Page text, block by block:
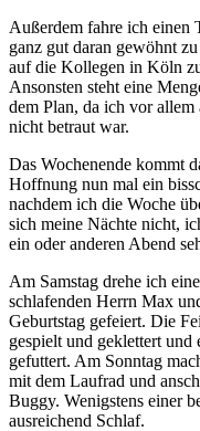
Außerdem fahre ich einen
ganz gut daran gewöhnt
auf die Kollegen in Köln
Ansonsten steht eine
dem Plan, da ich vor
nicht betraut war.
Das Wochenende kommt
Hoffnung nun mal ein
nachdem ich die Woche
sich meine Nächte nicht,
ein oder anderen Abend
Am Samstag drehe ich
schlafenden Herrn Max
Geburtstag gefeiert. Die
gespielt und geklettert
gefuttert. Am Sonntag
mit dem Laufrad und
Buggy. Wenigstens einer
ausreichend Schlaf.